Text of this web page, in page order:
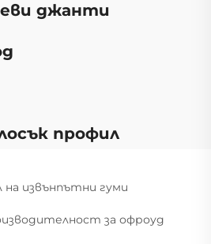
джанти
профил
извънпътни гуми
за офроуд